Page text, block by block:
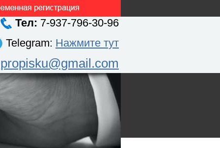
Тел: 7-937-796-30-96
Telegram: Нажмите тут